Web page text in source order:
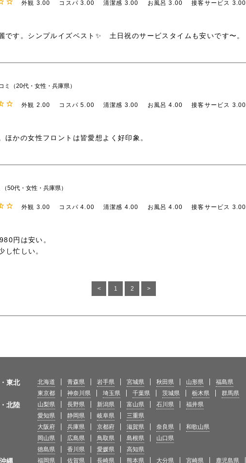
外観 3.00 コスパ 3.00 清潔感 3.00 お風呂 3.00 接客サービス 3.00
です。シンプルイズベスト✨ 土日祝のサービスタイムも安いです〜。
ミ（20代・女性・兵庫県）
外観 2.00 コスパ 5.00 清潔感 3.00 お風呂 4.00 接客サービス 3.00
ほかの女性フロントは皆愛想よく好印象。
50代・女性・兵庫県）
外観 3.00 コスパ 4.00 清潔感 4.00 お風呂 4.00 接客サービス 3.00
円は安い。
し忙しい。
< 1 2 >
東北 北海道 青森県 岩手県 宮城県 秋田県 山形県 福島県
東京都 神奈川県 埼玉県 千葉県 茨城県 栃木県 群馬県
北陸 山梨県 長野県 新潟県 富山県 石川県 福井県
愛知県 静岡県 岐阜県 三重県
大阪府 兵庫県 京都府 滋賀県 奈良県 和歌山県
岡山県 広島県 鳥取県 島根県 山口県
徳島県 香川県 愛媛県 高知県
縄 福岡県 佐賀県 長崎県 熊本県 大分県 宮崎県 鹿児島県